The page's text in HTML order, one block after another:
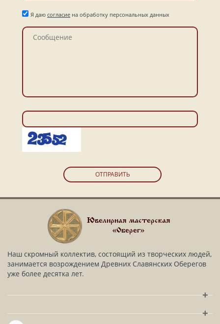
Я даю согласие на обработку персональных данных
ОТПРАВИТЬ
Ювелирная мастерская
«Оберег»
Наш скромный коллектив, состоящий из творческих людей,
занимается возрождением Древних Славянских Оберегов
уже более десятка лет.
+
+